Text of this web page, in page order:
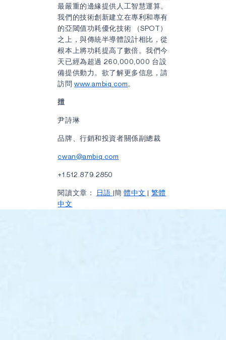
最嚴重的邊緣提供人工智慧運算。
我們的技術創新建立在專利和專有
的亞閾值功耗優化技術 （SPOT）
之上，與傳統半導體設計相比，從
根本上將功耗提高了數倍。我們今
天已經為超過 260,000,000 台設
備提供動力。欲了解更多信息，請
訪問www.ambiq.com。
㨟
尹詩琳
品牌、行銷和投資者關係副總裁
cwan@ambiq.com
+1.512.879.2850
閱讀文章： 日語 |簡體中文 | 繁體
中文